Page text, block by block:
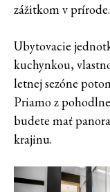
zážitkom v prírode.
Ubytovacie
kuchynkou,
letnej sezóne
Priamo z
budete mať
krajinu.